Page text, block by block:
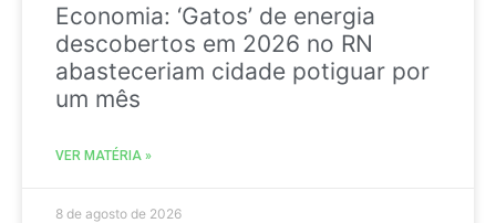
Economia: ‘Gatos’ de energia
descobertos em 2026 no RN
abasteceriam cidade potiguar por
um mês
VER MATÉRIA »
8 de agosto de 2026